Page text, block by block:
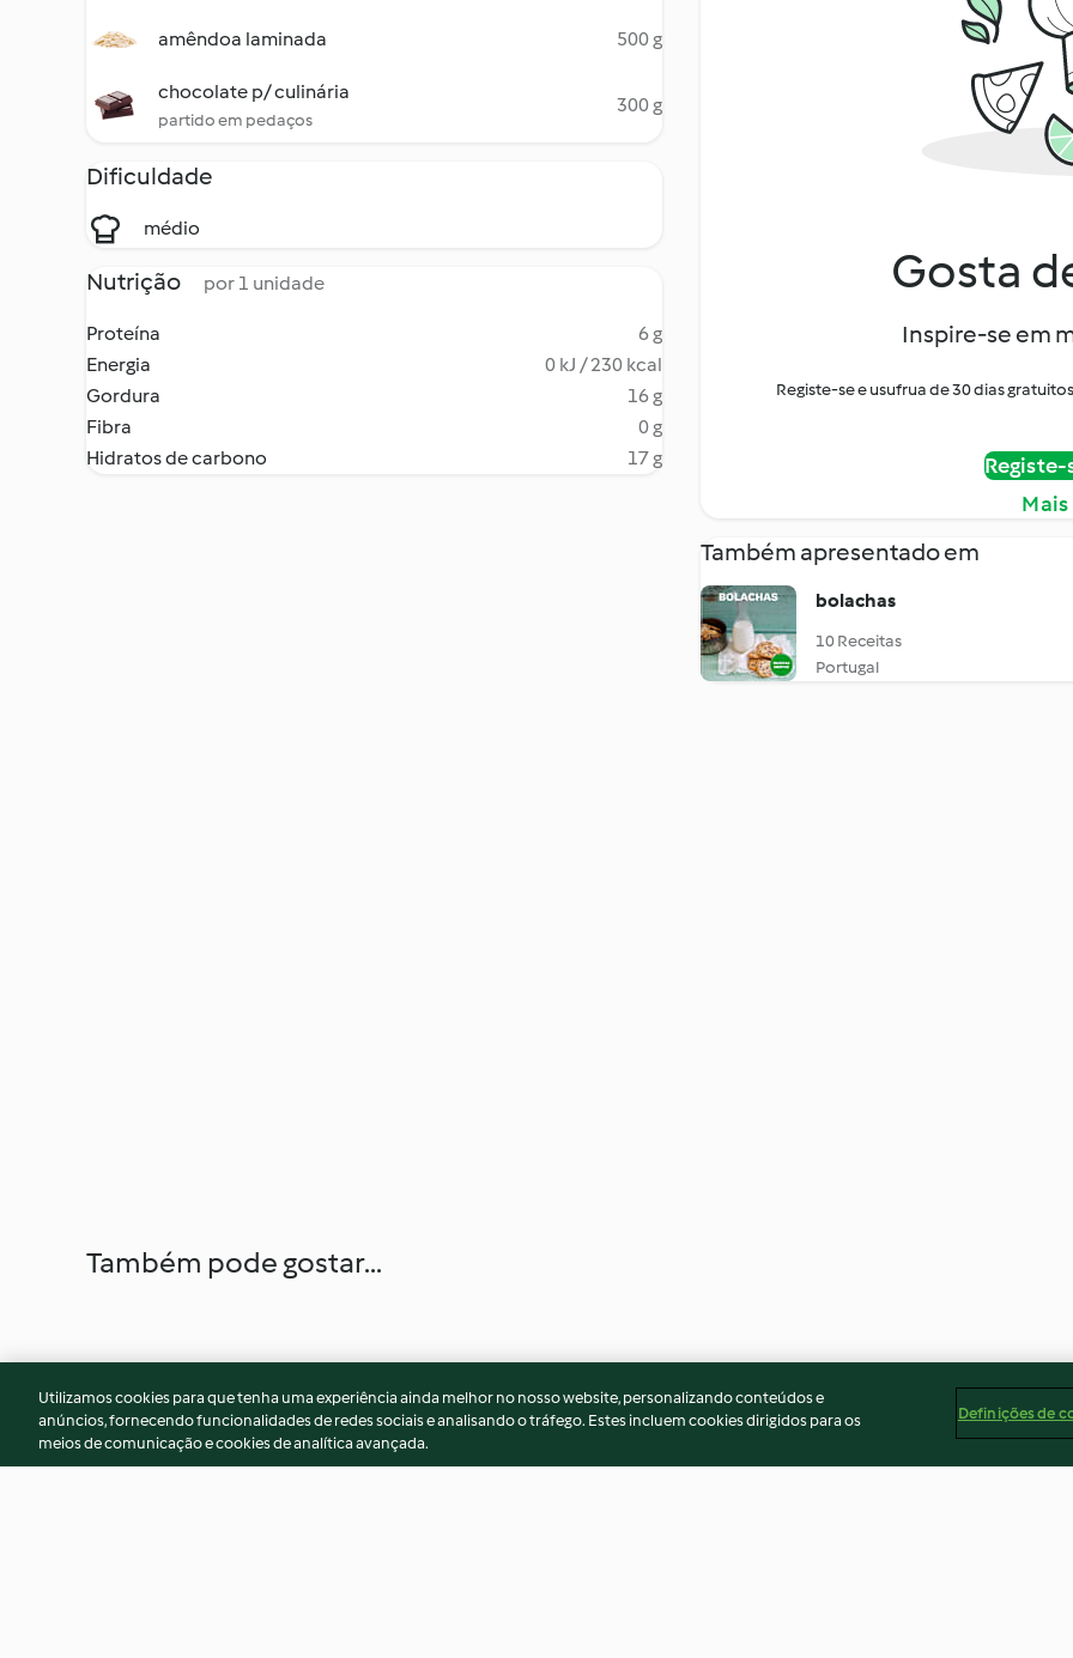
amêndoa laminada 500 g
chocolate p/ culinária
partido em pedaços
300 g
Dificuldade
médio
Nutrição por 1 unidade
Proteína
6 g
Energia
0 kJ / 230 kcal
Gordura
16 g
Fibra
0 g
Hidratos de carbono
17 g
Gosta
Inspire-se em
Registe-se e usufrua de 30 dias
Também apresentado em
bolachas
10 Receitas
Portugal
Também pode gostar...
Utilizamos cookies para que tenha uma experiência ainda melhor no nosso website, personalizando conteúdos e
anúncios, fornecendo funcionalidades de redes sociais e analisando o tráfego. Estes incluem cookies dirigidos para os
meios de comunicação e cookies de analítica avançada.
Definições de